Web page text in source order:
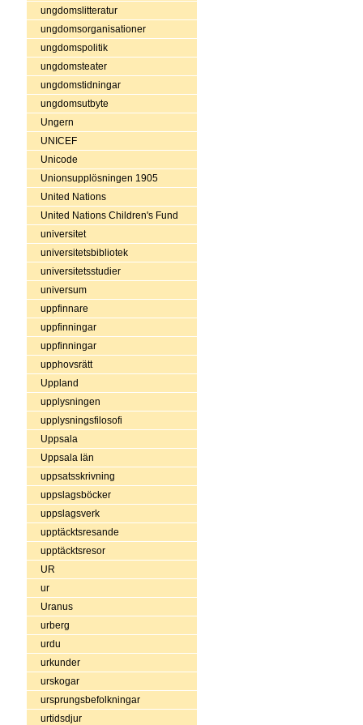
ungdomslitteratur
ungdomsorganisationer
ungdomspolitik
ungdomsteater
ungdomstidningar
ungdomsutbyte
Ungern
UNICEF
Unicode
Unionsupplösningen 1905
United Nations
United Nations Children's Fund
universitet
universitetsbibliotek
universitetsstudier
universum
uppfinnare
uppfinningar
uppfinningar
upphovsrätt
Uppland
upplysningen
upplysningsfilosofi
Uppsala
Uppsala län
uppsatsskrivning
uppslagsböcker
uppslagsverk
upptäcktsresande
upptäcktsresor
UR
ur
Uranus
urberg
urdu
urkunder
urskogar
ursprungsbefolkningar
urtidsdjur